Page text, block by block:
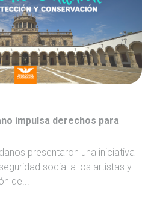
impulsa derechos para
presentaron una iniciativa
social a los artistas y
de...